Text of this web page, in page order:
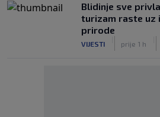
Blidinje sve
turizam raste uz
prirode
VIJESTI prije 1 h